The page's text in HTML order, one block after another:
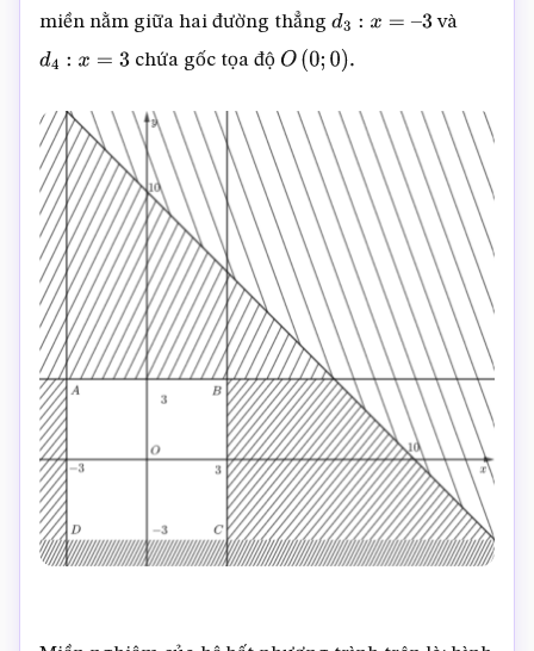
miền nằm giữa hai đường thẳng d3 x =–3 và
d4 x =3 chứa gốc tọa độ O 0;0 ).